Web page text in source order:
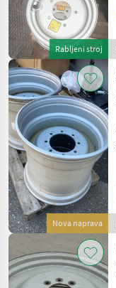
Rabljeni stroj
Nova naprava